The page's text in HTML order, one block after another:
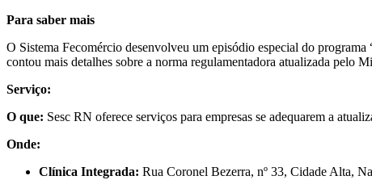
Para saber mais
O Sistema Fecomércio desenvolveu um episódio especial do
contou mais detalhes sobre a norma regulamentadora atualizada pelo
Serviço:
O que: Sesc RN oferece serviços para empresas se adequarem a
Onde:
Clínica Integrada: Rua Coronel Bezerra, nº 33, Cidade Alta,